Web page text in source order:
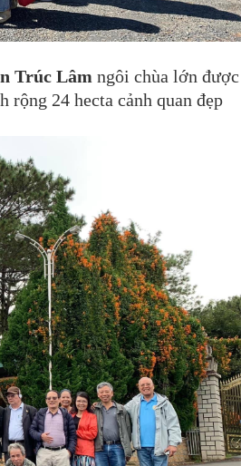
Trúc Lâm ngôi chùa lớn được
24 hecta cảnh quan đẹp